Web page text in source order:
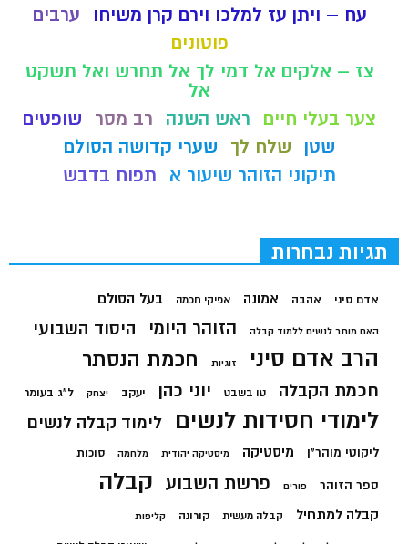
עח – ויתן עז למלכו וירם קרן משיחו
ערבים
פוטונים
צז – אלקים אל דמי לך אל תחרש ואל תשקט
אל
צער בעלי חיים
ראש השנה רב מסר
שופטים
שטן
שלח לך
שערי קדושה הסולם
תיקוני הזוהר שיעור א
תפוח בדבש
תגיות נבחרות
אדם סיני אהבה אמונה אפיקי חכמה בעל הסולם
האם מותר לנשים ללמוד קבלה הזוהר היומי היסוד השבועי
הרב אדם סיני זוגיות חכמת הנסתר
חכמת הקבלה טו בשבט יוני כהן יעקב יצחק ל"ג בעומר
לימודי חסידות לנשים לימוד קבלה לנשים
ליקוטי מוהר"ן מיסטיקה מיסטיקה יהודית מלחמה סוכות
ספר הזוהר פורים פרשת השבוע קבלה
קבלה למתחיל קבלה מעשית קורונה קליפות